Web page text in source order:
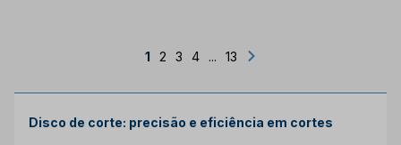
1 2 3 4 ... 13
Disco de corte: precisão e eficiência em cortes